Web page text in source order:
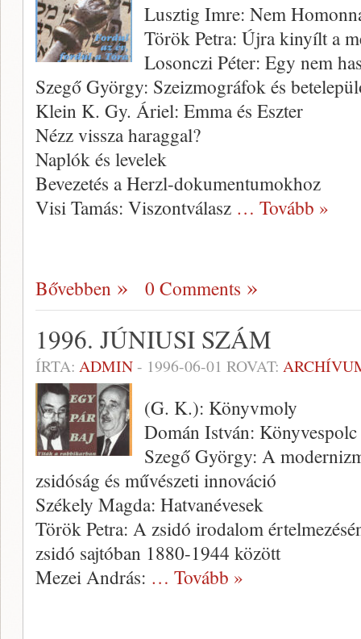
Lusztig Imre: Nem
Török Petra: Újra kinyílt a
Losonczi Péter: Egy nem
Szegő György: Szeizmográfok és
Klein K. Gy. Áriel: Emma és Eszter
Nézz vissza haraggal?
Naplók és levelek
Bevezetés a Herzl-dokumentumokhoz
Visi Tamás: Viszontválasz … Tovább »
Bővebben 0 Comments
1996. JÚNIUSI SZÁM
ÍRTA: ADMIN- 1996-06-01 ROVAT:
(G. K.): Könyvmoly
Domán István: Könyvespolc
Szegő György: A
zsidóság és művészeti innováció
Székely Magda: Hatvanévesek
Török Petra: A zsidó irodalom
zsidó sajtóban 1880-1944 között
Mezei András: … Tovább »